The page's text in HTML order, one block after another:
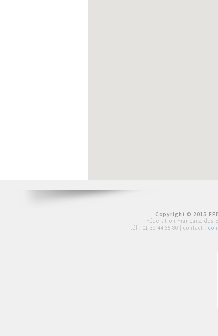
Copyright © 2015
Fédération Française des
tél : 01 39 44 65 80 | contact :